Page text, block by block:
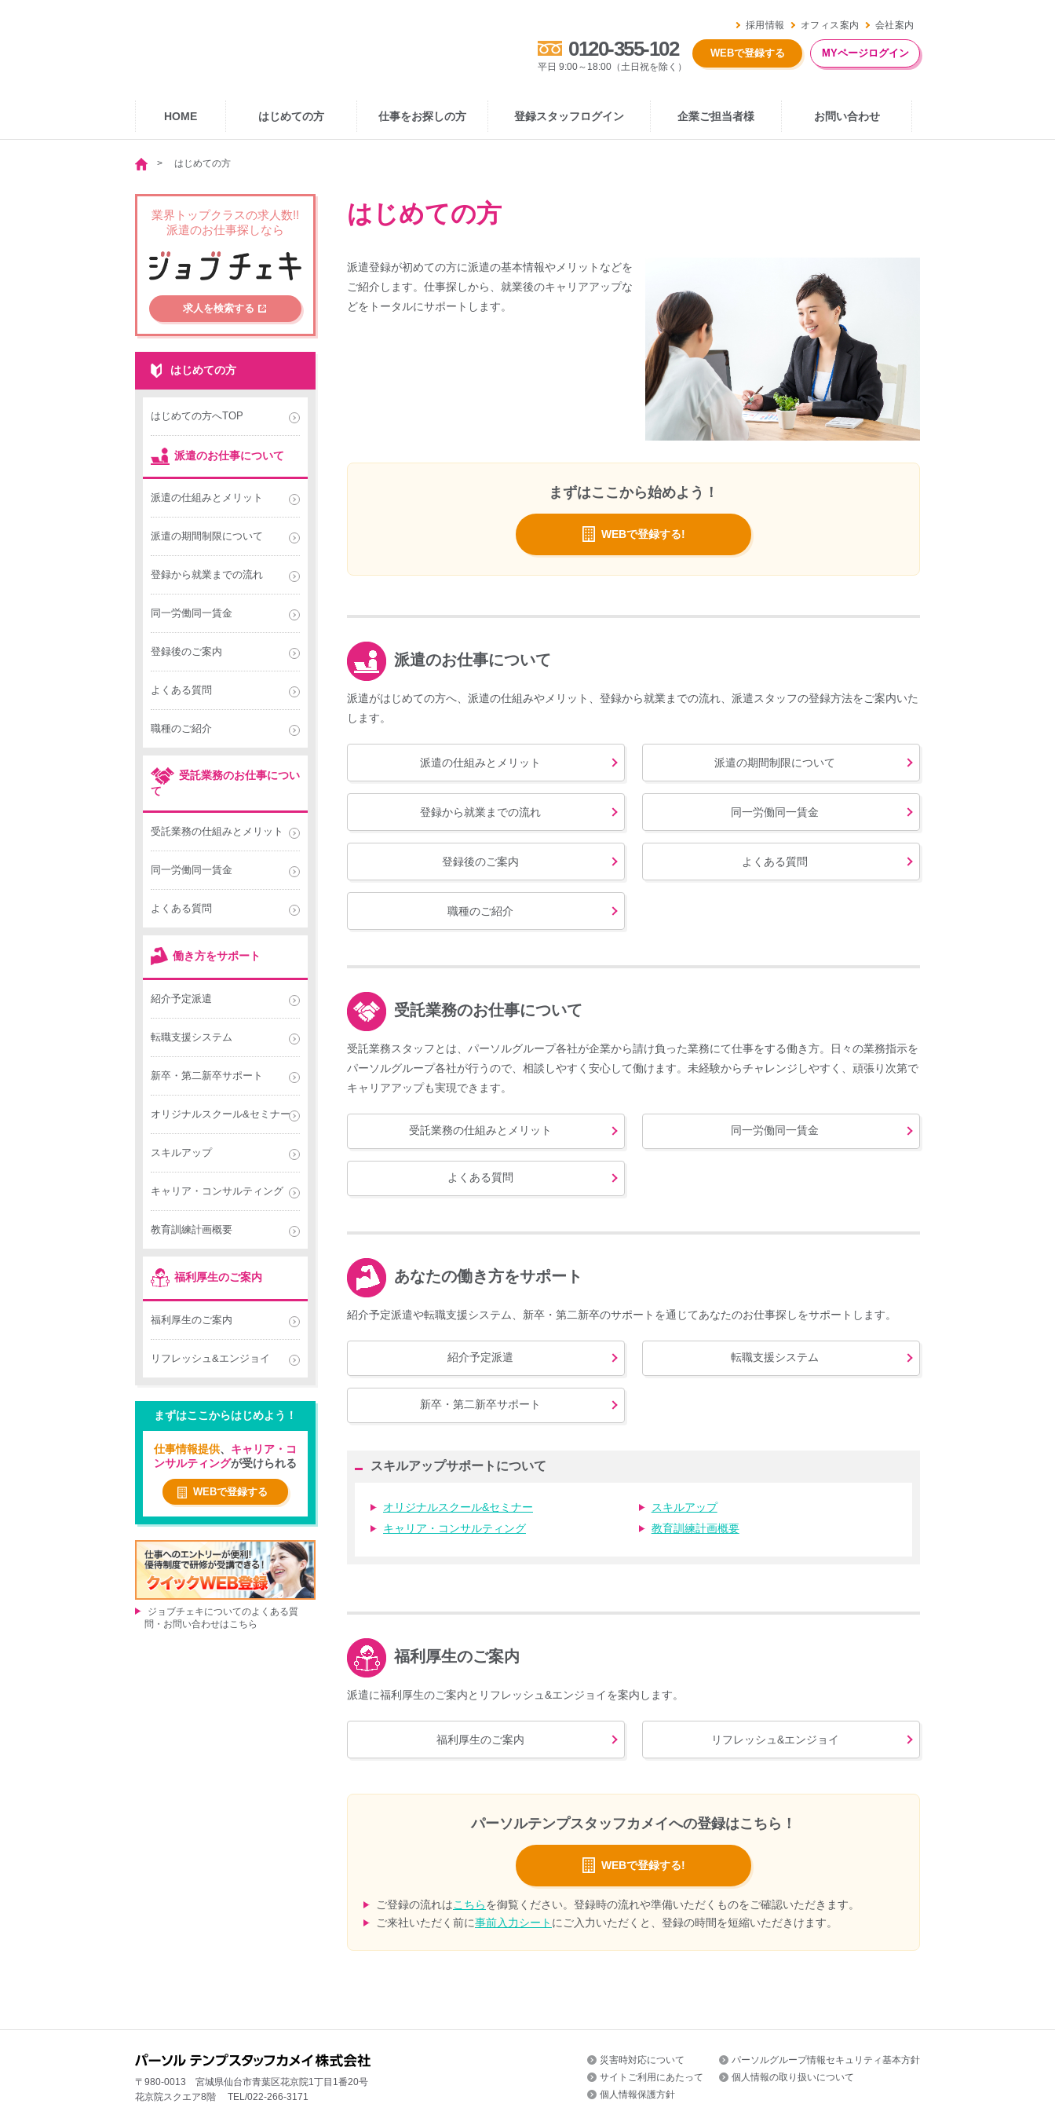
会社案内
オフィス案内
採用情報
0120-355-102
平日 9:00～18:00（土日祝を除く）
WEBで登録する MYページログイン
HOME はじめての方 仕事をお探しの方 登録スタッフログイン 企業ご担当者様 お問い合わせ
はじめての方
はじめての方
派遣登録が初めての方に派遣の基本情報やメリットなどを
ご紹介します。仕事探しから、就業後のキャリアアップな
どをトータルにサポートします。
まずはここから始めよう！
WEBで登録する!
派遣のお仕事について
派遣がはじめての方へ、派遣の仕組みやメリット、登録から就業までの流れ、派遣スタッフの登録方法をご案内いた
します。
派遣の仕組みとメリット 派遣の期間制限について
登録から就業までの流れ 同一労働同一賃金
登録後のご案内 よくある質問
職種のご紹介
受託業務のお仕事について
受託業務スタッフとは、パーソルグループ各社が企業から請け負った業務にて仕事をする働き方。日々の業務指示を
パーソルグループ各社が行うので、相談しやすく安心して働けます。未経験からチャレンジしやすく、頑張り次第で
キャリアアップも実現できます。
受託業務の仕組みとメリット 同一労働同一賃金
よくある質問
あなたの働き方をサポート
紹介予定派遣や転職支援システム、新卒・第二新卒のサポートを通じてあなたのお仕事探しをサポートします。
紹介予定派遣 転職支援システム
新卒・第二新卒サポート
スキルアップサポートについて
オリジナルスクール&セミナー
スキルアップ
キャリア・コンサルティング
教育訓練計画概要
福利厚生のご案内
派遣に福利厚生のご案内とリフレッシュ&エンジョイを案内します。
福利厚生のご案内 リフレッシュ&エンジョイ
パーソルテンプスタッフカメイへの登録はこちら！
WEBで登録する!
ご登録の流れはこちらを御覧ください。登録時の流れや準備いただくものをご確認いただきます。
ご来社いただく前に事前入力シート にご入力いただくと、登録の時間を短縮いただきけます。
業界トップクラスの求人数!!
派遣のお仕事探しなら
求人を検索する
はじめての方
はじめての方へTOP
派遣のお仕事について
派遣の仕組みとメリット
派遣の期間制限について
登録から就業までの流れ
同一労働同一賃金
登録後のご案内
よくある質問
職種のご紹介
受託業務のお仕事につい
て
受託業務の仕組みとメリット
同一労働同一賃金
よくある質問
働き方をサポート
紹介予定派遣
転職支援システム
新卒・第二新卒サポート
オリジナルスクール&セミナー
スキルアップ
キャリア・コンサルティング
教育訓練計画概要
福利厚生のご案内
福利厚生のご案内
リフレッシュ&エンジョイ
まずはここからはじめよう！
仕事情報提供、 キャリア・コ
ンサルティングが受けられる
WEBで登録する
ジョブチェキについてのよくある質
問・お問い合わせはこちら
〒980-0013 宮城県仙台市青葉区花京院1丁目1番20号
花京院スクエア8階 TEL/022-266-3171
災害時対応について
サイトご利用にあたって
個人情報保護方針
パーソルグループ情報セキュリティ基本方針
個人情報の取り扱いについて